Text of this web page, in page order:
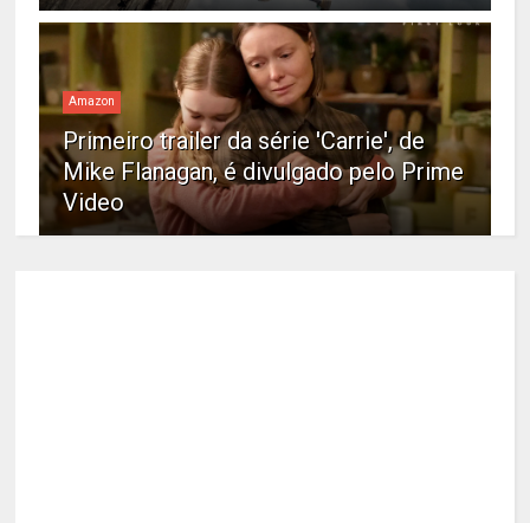
Amazon
Primeiro trailer da série 'Carrie', de
Mike Flanagan, é divulgado pelo Prime
Video